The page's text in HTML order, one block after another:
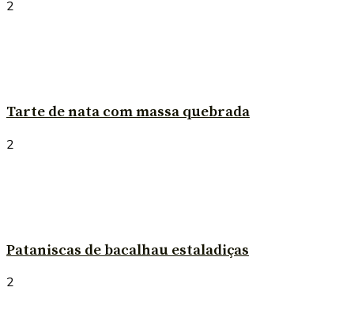
2
Tarte de nata com massa quebrada
2
Pataniscas de bacalhau estaladiças
2